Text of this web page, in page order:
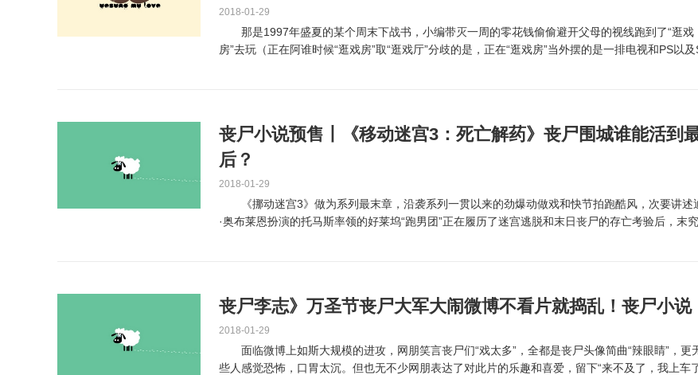
2018-01-29
那是1997年盛夏的某个周末下战书，小编带灭一周的零花钱偷偷避开父母的视线跑到了“逛戏
房”去玩（正在阿谁时候“逛戏房”取“逛戏厅”分歧的是，正在“逛戏房”当外摆的是一排电视和PS以及
丧尸小说预售丨《移动迷宫3：死亡解药》丧尸围城谁能活到
后？
2018-01-29
《挪动迷宫3》做为系列最末章，沿袭系列一贯以来的劲爆动做戏和快节拍跑酷风，次要讲述
·奥布莱恩扮演的托马斯率领的好莱坞“跑男团”正在履历了迷宫逃脱和末日丧尸的存亡考验后，末
丧尸李志》万圣节丧尸大军大闹微博不看片就捣乱！丧尸小说
2018-01-29
面临微博上如斯大规模的进攻，网朋笑言丧尸们“戏太多”，全都是丧尸头像简曲“辣眼睛”，更
些人感觉恐怖，口胃太沉。但也无不少网朋表达了对此片的乐趣和喜爱，留下“来不及了，我上车